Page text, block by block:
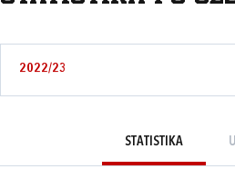
2022/23
STATISTIKA